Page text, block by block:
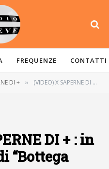
FREQUENZE CONTATTI
DI + » (VIDEO) X SAPERNE DI + : in studio Chiara di “Bottega verde”
DI + : in
“Bottega